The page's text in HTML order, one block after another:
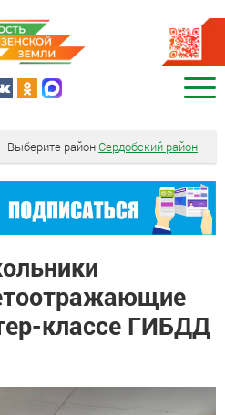
Выберите районСердобский район
классе ГИБДД